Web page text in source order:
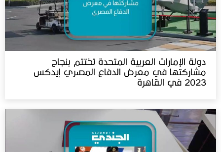
دولة الإمارات العربية المتحدة تختتم بنجاح
مشاركتها في معرض الدفاع المصري إيدكس
2023 في القاهرة